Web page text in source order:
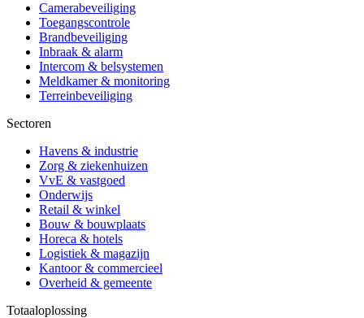
Camerabeveiliging
Toegangscontrole
Brandbeveiliging
Inbraak & alarm
Intercom & belsystemen
Meldkamer & monitoring
Terreinbeveiliging
Sectoren
Havens & industrie
Zorg & ziekenhuizen
VvE & vastgoed
Onderwijs
Retail & winkel
Bouw & bouwplaats
Horeca & hotels
Logistiek & magazijn
Kantoor & commercieel
Overheid & gemeente
Totaaloplossing